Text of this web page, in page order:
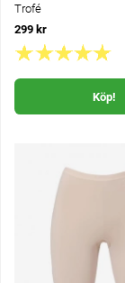
Trofé
299 kr
Köp!